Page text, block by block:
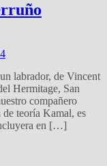
labrador, de Vincent
Hermitage, San
compañero
teoría Kamal, es
en […]